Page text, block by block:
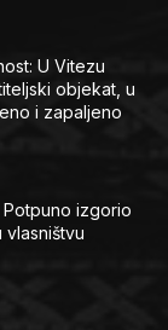
U Vitezu
objekat, u
i zapaljeno
izgorio